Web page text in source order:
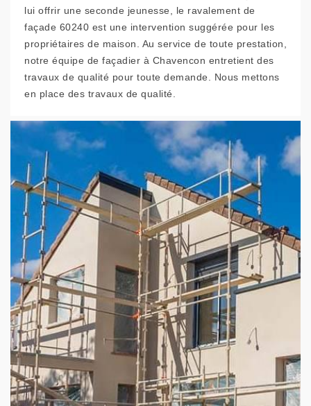
lui offrir une seconde jeunesse, le ravalement de
façade 60240 est une intervention suggérée pour les
propriétaires de maison. Au service de toute prestation,
notre équipe de façadier à Chavencon entretient des
travaux de qualité pour toute demande. Nous mettons
en place des travaux de qualité.